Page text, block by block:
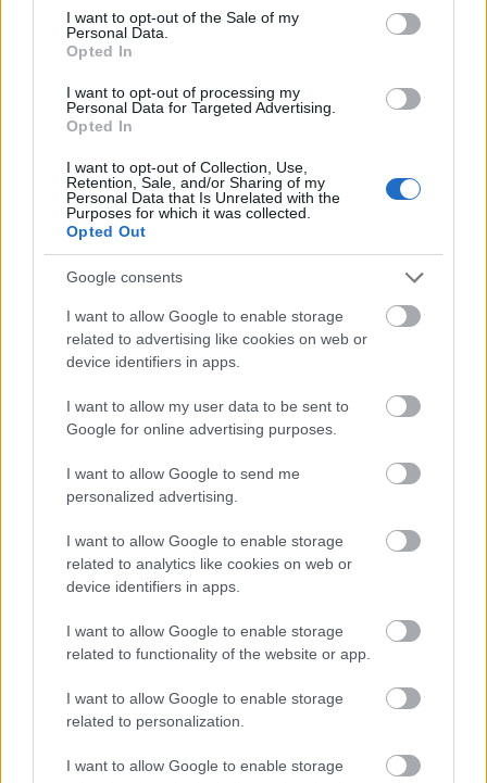
consent section.
I want to opt-out of the Sale of my
Personal Data.
Opted In
I want to opt-out of processing my
Personal Data for Targeted Advertising.
Opted In
I want to opt-out of Collection, Use,
Retention, Sale, and/or Sharing of my
Personal Data that Is Unrelated with the
Purposes for which it was collected.
Opted Out
Google consents
I want to allow Google to enable storage
related to advertising like cookies on web or
device identifiers in apps.
I want to allow my user data to be sent to
Google for online advertising purposes.
I want to allow Google to send me
personalized advertising.
I want to allow Google to enable storage
related to analytics like cookies on web or
device identifiers in apps.
I want to allow Google to enable storage
related to functionality of the website or app.
I want to allow Google to enable storage
related to personalization.
I want to allow Google to enable storage
Plusz 1,5 milliárd jut az Operaháznak
és az Erkelnek
szinhazhu•2014. augusztus 16.
Mintegy másfél milliárd forint forrást biztosít a
Színház 2014. évi működéséhez - derült ki a Magyar
Közlöny pénteki számában megjelent határozatból.